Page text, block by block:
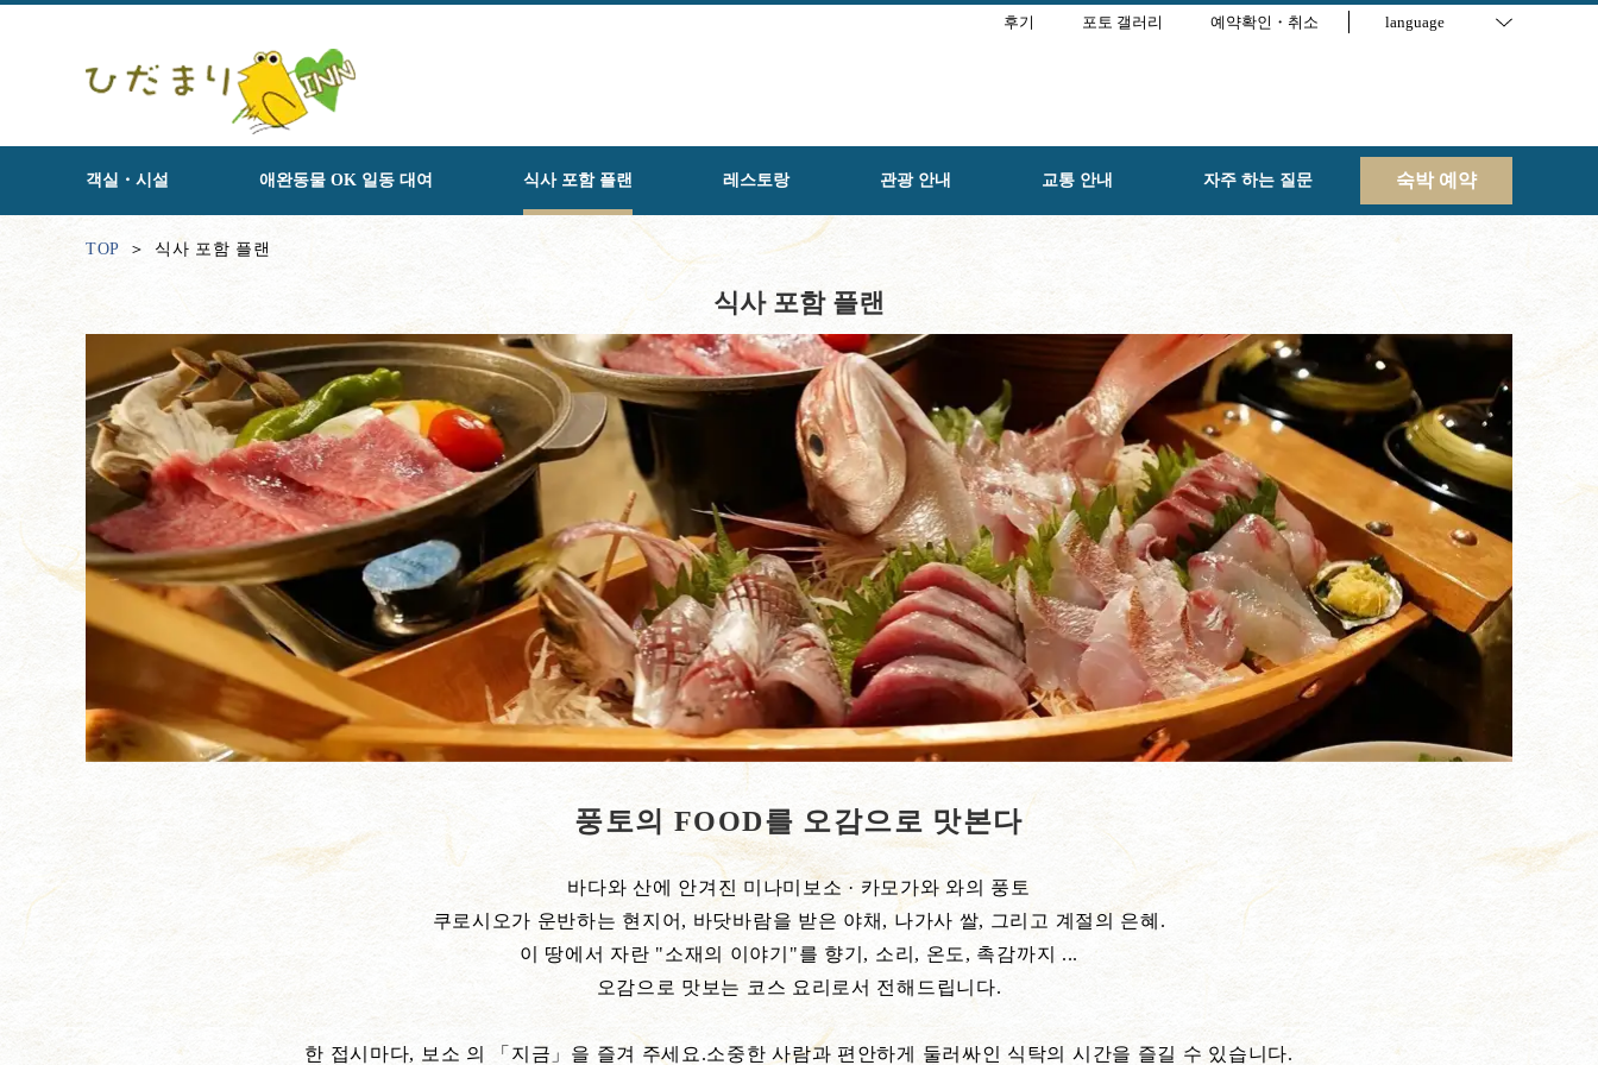
후기 포토 갤러리 예약확인・취소 language
객실・시설 애완동물 OK 일동 대여 식사 포함 플랜 레스토랑 관광 안내 교통 안내 자주 하는 질문 숙박 예약
TOP 식사 포함 플랜
식사 포함 플랜
풍토의 FOOD를 오감으로 맛본다
바다와 산에 안겨진 미나미보소 · 카모가와 와의 풍토
쿠로시오가 운반하는 현지어, 바닷바람을 받은 야채, 나가사 쌀, 그리고 계절의 은혜.
이 땅에서 자란 "소재의 이야기"를 향기, 소리, 온도, 촉감까지 ...
오감으로 맛보는 코스 요리로서 전해드립니다.
한 접시마다, 보소 의 「지금」을 즐겨 주세요.소중한 사람과 편안하게 둘러싸인 식탁의 시간을 즐길 수 있습니다.